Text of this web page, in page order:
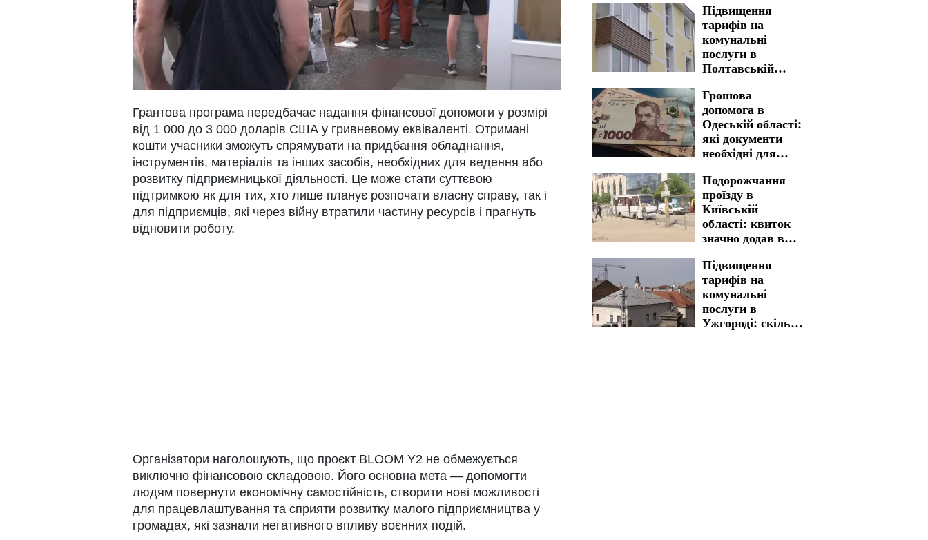
Грантова програма передбачає надання фінансової допомоги у розмірі
від 1 000 до 3 000 доларів США у гривневому еквіваленті. Отримані
кошти учасники зможуть спрямувати на придбання обладнання,
інструментів, матеріалів та інших засобів, необхідних для ведення або
розвитку підприємницької діяльності. Це може стати суттєвою
підтримкою як для тих, хто лише планує розпочати власну справу, так і
для підприємців, які через війну втратили частину ресурсів і прагнуть
відновити роботу.
Організатори наголошують, що проєкт BLOOM Y2 не обмежується
виключно фінансовою складовою. Його основна мета — допомогти
людям повернути економічну самостійність, створити нові можливості
для працевлаштування та сприяти розвитку малого підприємництва у
громадах, які зазнали негативного впливу воєнних подій.
Підвищення
тарифів на
комунальні
послуги в
Полтавській
вартість стала
реальністю
Грошова
допомога в
Одеській області:
які документи
необхідні для
отримання
Подорожчання
проїзду в
Київській
області: квиток
значно додав в
Підвищення
тарифів на
комунальні
послуги в
Ужгороді: скільки